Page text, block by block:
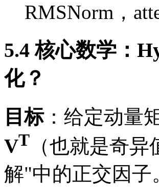
RMSNorm，
5.4 核心数学：
化？
目标：给定动量
VT （也就是奇
解"中的正交因子